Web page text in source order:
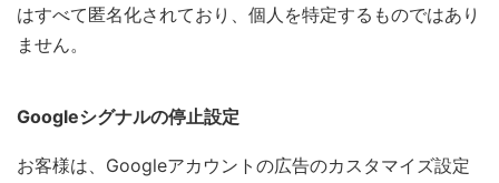
はすべて匿名化されており、個人を特定するものではあり
ません。
Googleシグナルの停止設定
お客様は、Googleアカウントの広告のカスタマイズ設定